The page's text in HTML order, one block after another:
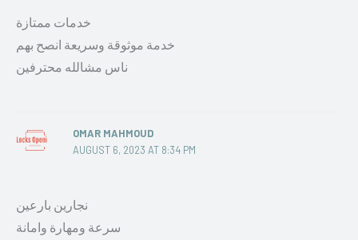
خدمات ممتازة
خدمة موثوقة وسريعة انصح بهم
ناس مشالله محترفين
OMAR MAHMOUD
AUGUST 6, 2023 AT 8:34 PM
نجارين بارعين
سرعة ومهارة وامانة